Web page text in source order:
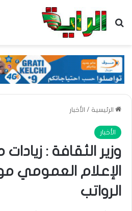
بحث عن
الرئيسية / الأخبار
الأخبار
وزير الثقافة :
الإعلام العمومي
الرواتب